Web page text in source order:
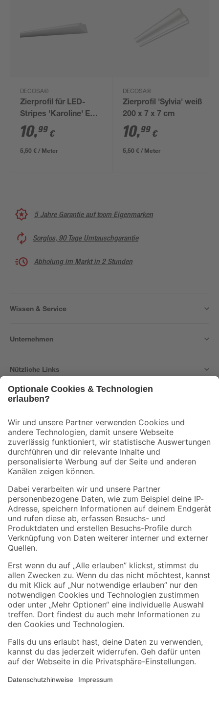
DECOSA®
Zierprofil für LED-
Stripes 'Karoline' EPS
weiß 200 x 6,5 cm
10,99 €
5,50 € / Meter
DECOSA®
Zierprofil 'Sylvia' weiß
200 x 7 x 7 cm
10,99 €
5,50 € / Meter
5 Jahre Garantie auf toom Eigenmarken
Sorglos, 90 Tage Umtauschgarantie
Abholung im Markt in 2 Stunden
Wissen & Service
Unternehmen
Nützliche Links
Der toom Newsletter: Keine Angebote und Aktionen mehr verpassen!
Zur Newsletter Anmeldung
Folge uns
Zahlungsarten Versandarten
Sicher einkaufen
Jetzt die toom-App herunterladen
Alle Preisangaben in EUR inkl. gesetzl. MwSt.. Die dargestellten Angebote sind unter
Umständen nicht in allen Märkten verfügbar. Die angegebenen Verfügbarkeiten beziehen
Produkte nur solange der Vorrat reicht.
*Paketversand ab 59 € versandkostenfrei, gilt nicht für Artikel mit Speditionsversand, hier